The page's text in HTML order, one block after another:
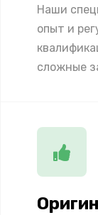
Наши
опыт и
сложные